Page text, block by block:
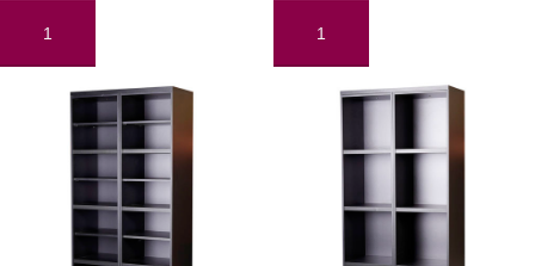
AÑADIR AL CARRITO AÑADIR AL CARRITO